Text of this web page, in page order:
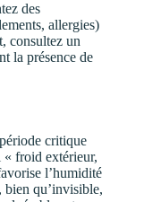
des
allergies)
consultez un
la présence de
critique
« froid extérieur,
l’humidité
bien qu’invisible,